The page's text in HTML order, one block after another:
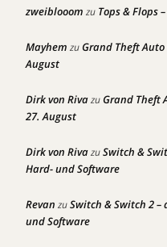
zweiblooom zu Tops & Flops
Mayhem zuGrand Theft Auto
August
Dirk von RivazuGrand Theft
27. August
Dirk von RivazuSwitch &
Hard- und Software
Revan zuSwitch & Switch 2
und Software